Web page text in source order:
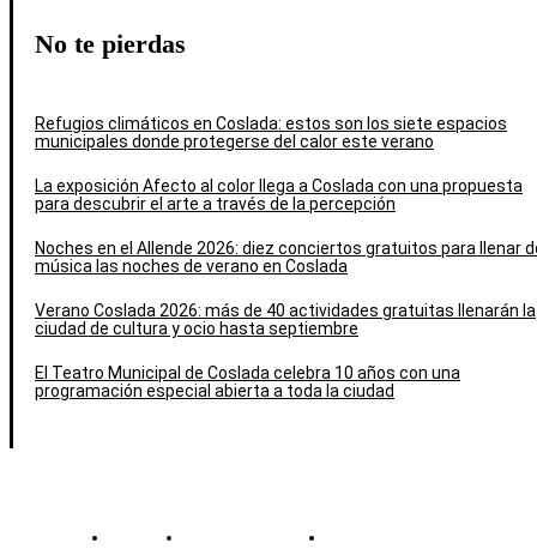
No te pierdas
Refugios climáticos en Coslada: estos son los siete espacios
municipales donde protegerse del calor este verano
La exposición Afecto al color llega a Coslada con una propuesta
para descubrir el arte a través de la percepción
Noches en el Allende 2026: diez conciertos gratuitos para llenar
música las noches de verano en Coslada
Verano Coslada 2026: más de 40 actividades gratuitas llenarán la
ciudad de cultura y ocio hasta septiembre
El Teatro Municipal de Coslada celebra 10 años con una
programación especial abierta a toda la ciudad
Contacto Política de cookies